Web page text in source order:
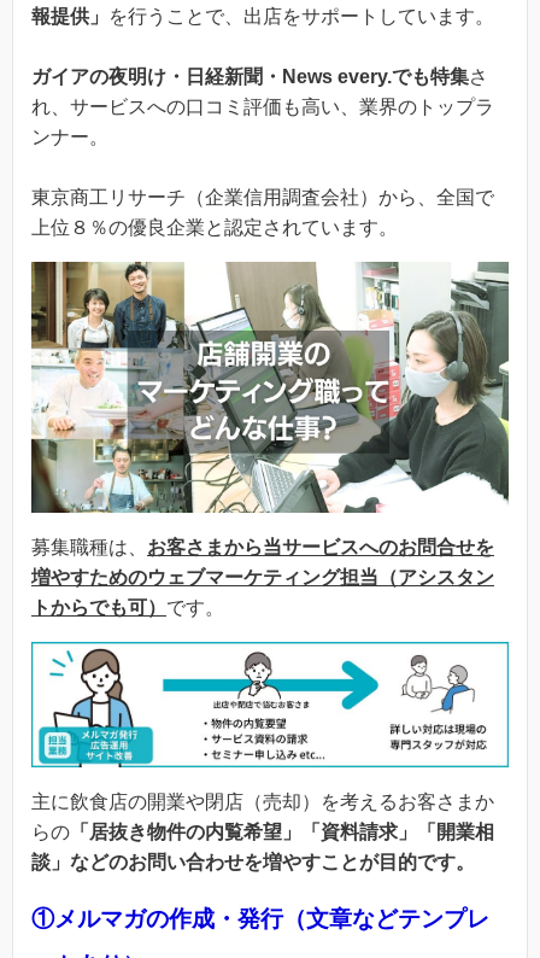
報提供」
を行うことで、出店をサポートしています。
ガイアの夜明け・日経新聞・News every.でも特集さ
れ、サービスへの口コミ評価も高い、業界のトップラ
ンナー。
東京商工リサーチ（企業信用調査会社）から、全国で
上位８％の優良企業と認定されています。
募集職種は、 お客さまから当サービスへのお問合せを
増やすためのウェブマーケティング担当（アシスタン
トからでも可） です。
主に飲食店の開業や閉店（売却）を考えるお客さまか
らの 「居抜き物件の内覧希望」「資料請求」「開業相
談」などのお問い合わせを増やすことが目的です。
①メルマガの作成・発行（文章などテンプレ